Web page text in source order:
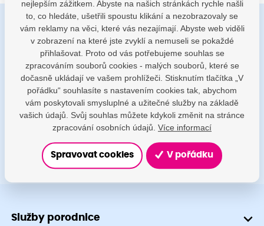
Buďte s námi v kontaktu
Jsme k dispozici pokud potřebujete pomoci
porodnice@nemocnicenachod.cz
+420 491 601 745
Služby porodnice
nejlepším zážitkem. Abyste na našich stránkách rychle našli
to, co hledáte, ušetřili spoustu klikání a nezobrazovaly se
vám reklamy na věci, které vás nezajímají. Abyste web viděli
v zobrazení na které jste zvyklí a nemuseli se pokaždé
přihlašovat. Proto od vás potřebujeme souhlas se
zpracováním souborů cookies - malých souborů, které se
dočasně ukládají ve vašem prohlížeči. Stisknutím tlačítka „V
pořádku“ souhlasíte s nastavením cookies tak, abychom
vám poskytovali smysluplné a užitečné služby na základě
vašich údajů. Svůj souhlas můžete kdykoli změnit na stránce
zpracování osobních údajů. Více informací
Spravovat cookies V pořádku